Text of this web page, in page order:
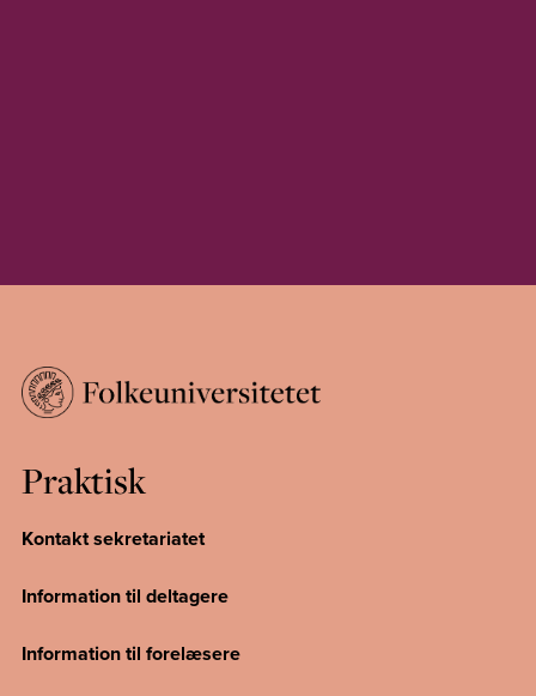
Praktisk
Kontakt sekretariatet
Information til deltagere
Information til forelæsere